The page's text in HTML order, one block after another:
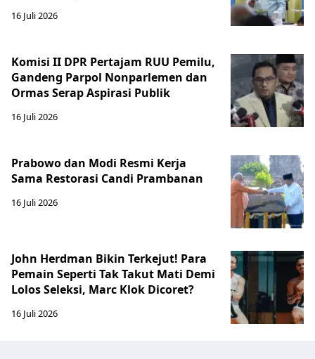
16 Juli 2026
Komisi II DPR Pertajam RUU Pemilu,
Gandeng Parpol Nonparlemen dan
Ormas Serap Aspirasi Publik
16 Juli 2026
Prabowo dan Modi Resmi Kerja
Sama Restorasi Candi Prambanan
16 Juli 2026
John Herdman Bikin Terkejut! Para
Pemain Seperti Tak Takut Mati Demi
Lolos Seleksi, Marc Klok Dicoret?
16 Juli 2026